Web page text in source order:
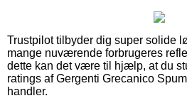
Trustpilot tilbyder dig super solide
mange nuværende forbrugeres
dette kan det være til hjælp, at du
ratings af Gergenti Grecanico
handler.